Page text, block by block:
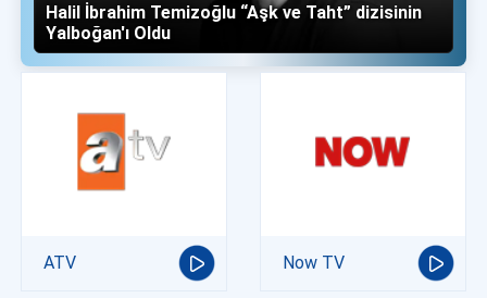
Halil İbrahim Temizoğlu “Aşk ve Taht” dizisinin
Yalboğan'ı Oldu
ATV Now TV